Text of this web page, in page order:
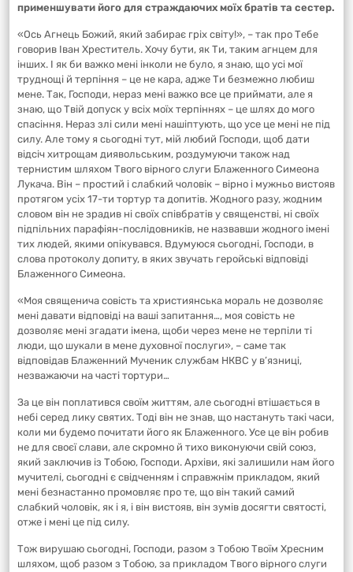
применшувати його для страждаючих моїх братів та сестер.
«Ось Агнець Божий, який забирає гріх світу!», – так про Тебе
говорив Іван Хреститель. Хочу бути, як Ти, таким агнцем для
інших. І як би важко мені інколи не було, я знаю, що усі мої
труднощі й терпіння – це не кара, адже Ти безмежно любиш
мене. Так, Господи, нераз мені важко все це приймати, але я
знаю, що Твій допуск у всіх моїх терпіннях – це шлях до мого
спасіння. Нераз злі сили мені нашіптують, що усе це мені не під
силу. Але тому я сьогодні тут, мій любий Господи, щоб дати
відсіч хитрощам диявольським, роздумуючи також над
тернистим шляхом Твого вірного слуги Блаженного Симеона
Лукача. Він – простий і слабкий чоловік – вірно і мужньо вистояв
протягом усіх 17-ти тортур та допитів. Жодного разу, жодним
словом він не зрадив ні своїх співбратів у священстві, ні своїх
підпільних парафіян-послідовників, не назвавши жодного імені
тих людей, якими опікувався. Вдумуюся сьогодні, Господи, в
слова протоколу допиту, в яких звучать геройські відповіді
Блаженного Симеона.
«Моя священича совість та християнська мораль не дозволяє
мені давати відповіді на ваші запитання…, моя совість не
дозволяє мені згадати імена, щоби через мене не терпіли ті
люди, що шукали в мене духовної послуги», – саме так
відповідав Блаженний Мученик службам НКВС у в’язниці,
незважаючи на часті тортури…
За це він поплатився своїм життям, але сьогодні втішається в
небі серед лику святих. Тоді він не знав, що настануть такі часи,
коли ми будемо почитати його як Блаженного. Усе це він робив
не для своєї слави, але скромно й тихо виконуючи свій союз,
який заключив із Тобою, Господи. Архіви, які залишили нам його
мучителі, сьогодні є свідченням і справжнім прикладом, який
мені безнастанно промовляє про те, що він такий самий
слабкий чоловік, як і я, і він вистояв, він зумів досягти святості,
отже і мені це під силу.
Тож вирушаю сьогодні, Господи, разом з Тобою Твоїм Хресним
шляхом, щоб разом з Тобою, за прикладом Твого вірного слуги